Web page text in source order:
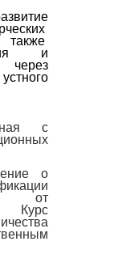
и
через
с
о
от
Курс